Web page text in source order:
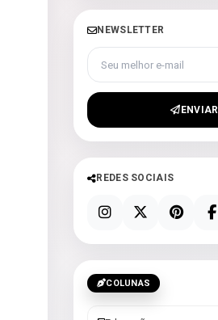
NEWSLETTER
Seu melhor e-mail
ENVIAR
REDES SOCIAIS
COLUNAS